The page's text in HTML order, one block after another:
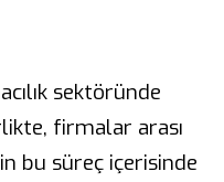
sektöründe
firmalar arası
bu süreç içerisinde